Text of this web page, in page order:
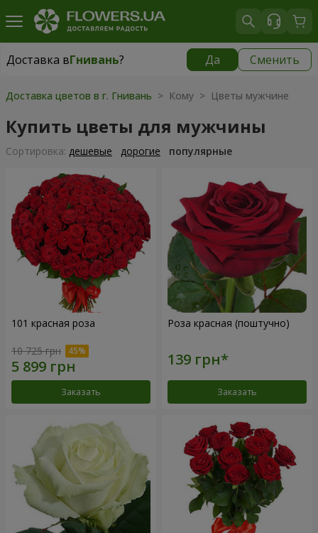
Доставка вГнивань? Да Сменить
Доставка вГнивань|
Доставка цветов в г. Гнивань > Кому > Цветы мужчине
Купить цветы для мужчины
Cортировка: дешевые дорогие популярные
101 красная роза
10 725 грн
Заказать
Роза красная (поштучно)
Заказать